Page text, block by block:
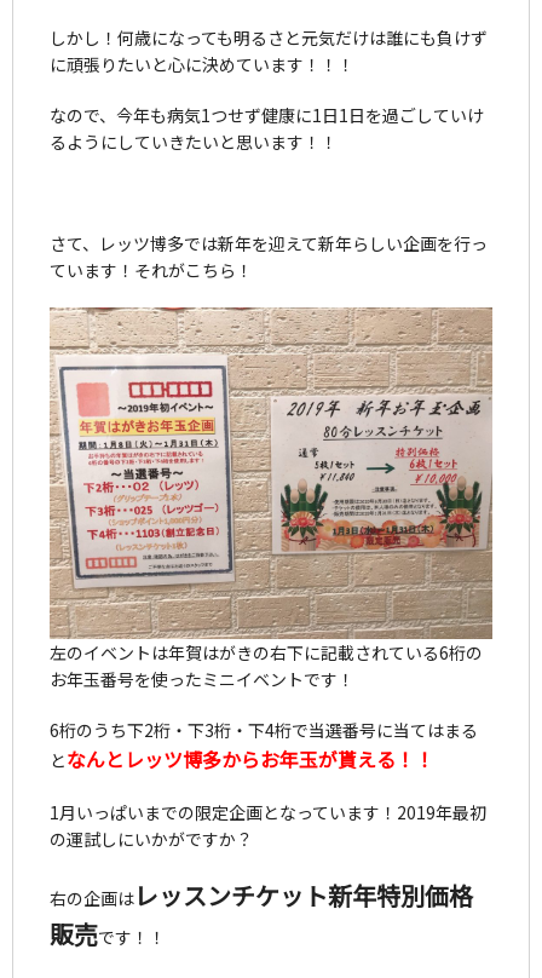
しかし！何歳になっても明るさと元気だけは誰にも負けず
に頑張りたいと心に決めています！！！
なので、今年も病気1つせず健康に1日1日を過ごしていけ
るようにしていきたいと思います！！
さて、レッツ博多では新年を迎えて新年らしい企画を行っ
ています！それがこちら！
左のイベントは年賀はがきの右下に記載されている6桁の
お年玉番号を使ったミニイベントです！
6桁のうち下2桁・下3桁・下4桁で当選番号に当てはまる
となんとレッツ博多からお年玉が貰える！！
1月いっぱいまでの限定企画となっています！2019年最初
の運試しにいかがですか？
右の企画は レッスンチケット新年特別価格
販売です！！